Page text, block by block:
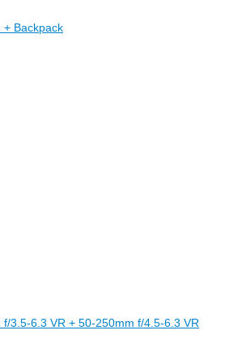
+ Backpack
3.5-6.3 VR + 50-250mm f/4.5-6.3 VR